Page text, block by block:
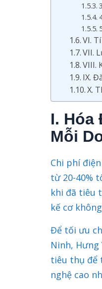
VI.
VII.
VIII.
IX.
X.
I. Hóa
Mỗi
Chi phí
từ 20-40%
khi đã tiêu
kế cơ
Để tối ưu
Ninh,
tiêu thụ để
nghệ cao